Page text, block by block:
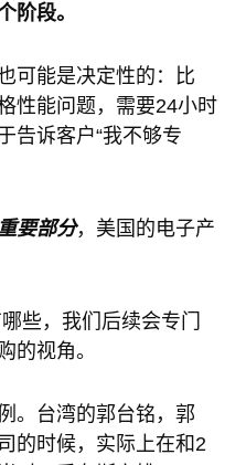
阶段。
可能是决定性的：比
性能问题，需要24小时
告诉客户“我不够专
要部分，美国的电子产
些，我们后续会专门
的视角。
。台湾的郭台铭，郭
的时候，实际上在和2